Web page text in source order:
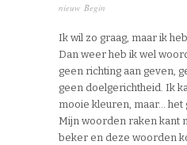
nieuw Begin
Ik wil zo graag, maar ik
Dan weer heb ik wel
geen richting aan geven,
geen doelgerichtheid. Ik
mooie kleuren, maar… het
Mijn woorden raken kant
beker en deze woorden